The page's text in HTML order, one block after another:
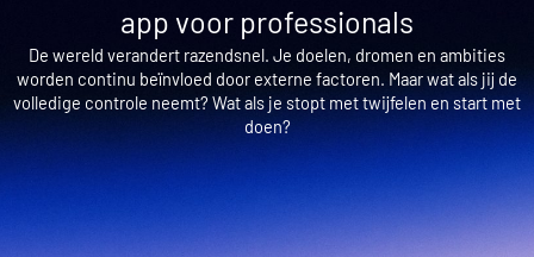
app voor professionals
De wereld verandert razendsnel. Je doelen, dromen en ambities
worden continu beïnvloed door externe factoren. Maar wat als jij de
volledige controle neemt? Wat als je stopt met twijfelen en start met
doen?